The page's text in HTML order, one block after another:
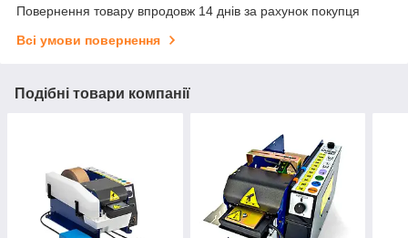
Повернення товару впродовж 14 днів за рахунок покупця
Всі умови повернення
Подібні товари компанії